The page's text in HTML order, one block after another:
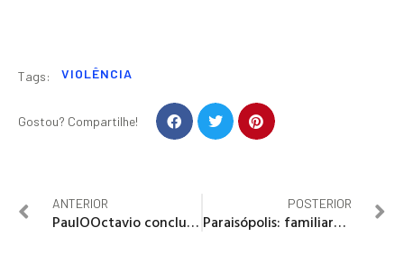
Tags: VIOLÊNCIA
Gostou? Compartilhe!
ANTERIOR
PaulOOctavio conclui entrega kits escolares para filhos de operários
POSTERIOR
Paraisópolis: familiares de vítimas pedem revisão de protocolo da PM